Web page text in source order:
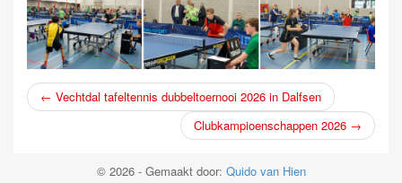
← Vechtdal tafeltennis dubbeltoernooi 2026 in Dalfsen
Clubkampioenschappen 2026 →
© 2026 - Gemaakt door: Quido van Hien